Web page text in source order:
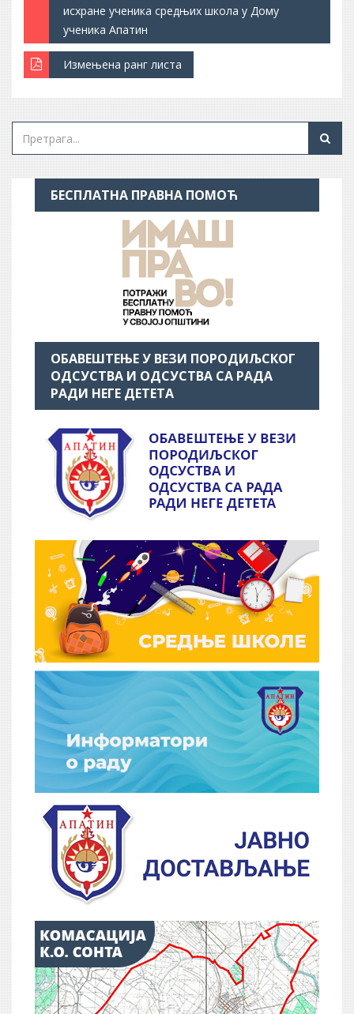
исхране ученика средњих школа у Дому
ученика Апатин
Измењена ранг листа
БЕСПЛАТНА ПРАВНА ПОМОЋ
ОБАВЕШТЕЊЕ У ВЕЗИ ПОРОДИЉСКОГ
ОДСУСТВА И ОДСУСТВА СА РАДА
РАДИ НЕГЕ ДЕТЕТА